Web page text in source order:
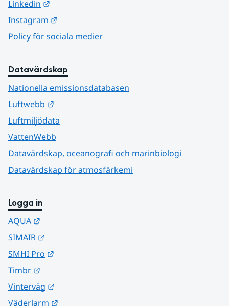
Linkedin
Instagram
Policy för sociala medier
Datavärdskap
Nationella emissionsdatabasen
Luftwebb
Luftmiljödata
VattenWebb
Datavärdskap, oceanografi och marinbiologi
Datavärdskap för atmosfärkemi
Logga in
AQUA
SIMAIR
SMHI Pro
Timbr
Vinterväg
Väderlarm